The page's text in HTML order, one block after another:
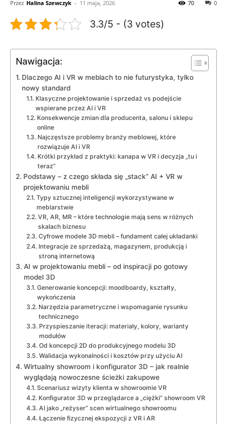
Przez Halina Szewczyk - 11 maja, 2026 0
70
3.3/5 - (3 votes)
Nawigacja:
Dlaczego AI i VR w meblach to nie futurystyka, tylko
nowy standard
Klasyczne projektowanie i sprzedaż vs podejście
wspierane przez AI i VR
Konsekwencje zmian dla producenta, salonu i sklepu
online
Najczęstsze problemy branży meblowej, które
rozwiązuje AI i VR
Krótki przykład z praktyki: kanapa w VR i decyzja „tu i
teraz”
Podstawy – z czego składa się „stack” AI + VR w
projektowaniu mebli
Typy sztucznej inteligencji wykorzystywane w
meblarstwie
VR, AR, MR – które technologie mają sens w różnych
skalach biznesu
Cyfrowe modele 3D mebli – fundament całej układanki
Integracje ze sprzedażą, magazynem, produkcją i
stroną internetową
AI w projektowaniu mebli – od inspiracji po gotowy
model 3D
Generowanie koncepcji: moodboardy, kształty,
wykończenia
Narzędzia parametryczne i wspomaganie rysunku
technicznego
Przyspieszanie iteracji: materiały, kolory, warianty
modułów
Od koncepcji 2D do produkcyjnego modelu 3D
Walidacja wykonalności i kosztów przy użyciu AI
Wirtualny showroom i konfigurator 3D – jak realnie
wyglądają nowoczesne ścieżki zakupowe
Scenariusz wizyty klienta w showroomie VR
Konfigurator 3D w przeglądarce a „ciężki” showroom VR
AI jako „reżyser” scen wirtualnego showroomu
Łączenie fizycznej ekspozycji z VR i AR